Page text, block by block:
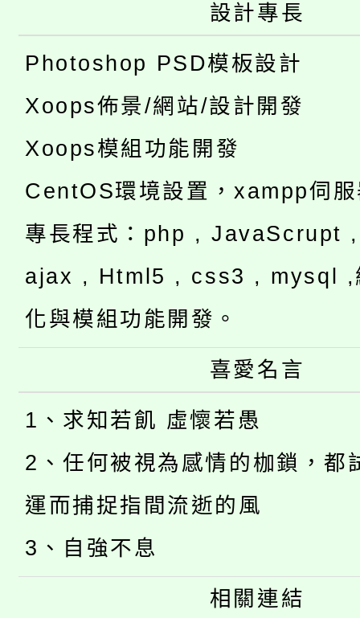
設計專長
Photoshop PSD模板設計
Xoops佈景/網站/設計開發
Xoops模組功能開發
CentOS環境設置，xampp伺
專長程式：php , JavaScrupt
ajax , Html5 , css3 , mysql ,
化與模組功能開發。
喜愛名言
1、求知若飢 虛懷若愚
2、任何被視為感情的枷鎖，都
運而捕捉指間流逝的風
3、自強不息
相關連結